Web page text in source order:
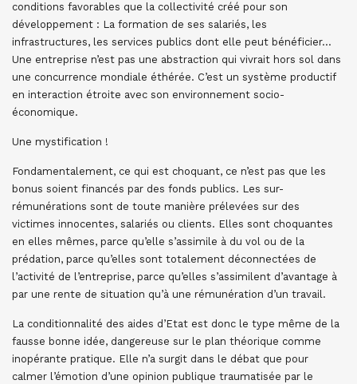
conditions favorables que la collectivité créé pour son
développement : La formation de ses salariés, les
infrastructures, les services publics dont elle peut bénéficier…
Une entreprise n’est pas une abstraction qui vivrait hors sol dans
une concurrence mondiale éthérée. C’est un système productif
en interaction étroite avec son environnement socio-
économique.
Une mystification !
Fondamentalement, ce qui est choquant, ce n’est pas que les
bonus soient financés par des fonds publics. Les sur-
rémunérations sont de toute manière prélevées sur des
victimes innocentes, salariés ou clients. Elles sont choquantes
en elles mêmes, parce qu’elle s’assimile à du vol ou de la
prédation, parce qu’elles sont totalement déconnectées de
l’activité de l’entreprise, parce qu’elles s’assimilent d’avantage à
par une rente de situation qu’à une rémunération d’un travail.
La conditionnalité des aides d’Etat est donc le type même de la
fausse bonne idée, dangereuse sur le plan théorique comme
inopérante pratique. Elle n’a surgit dans le débat que pour
calmer l’émotion d’une opinion publique traumatisée par le